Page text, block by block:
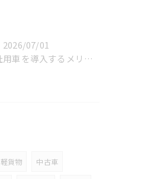
2026/07/01
社用車を導入するメリットは？
軽貨物 中古車